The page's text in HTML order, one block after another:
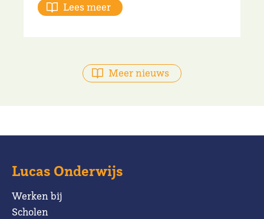
Lees meer
Meer nieuws
Lucas Onderwijs
Werken bij
Scholen